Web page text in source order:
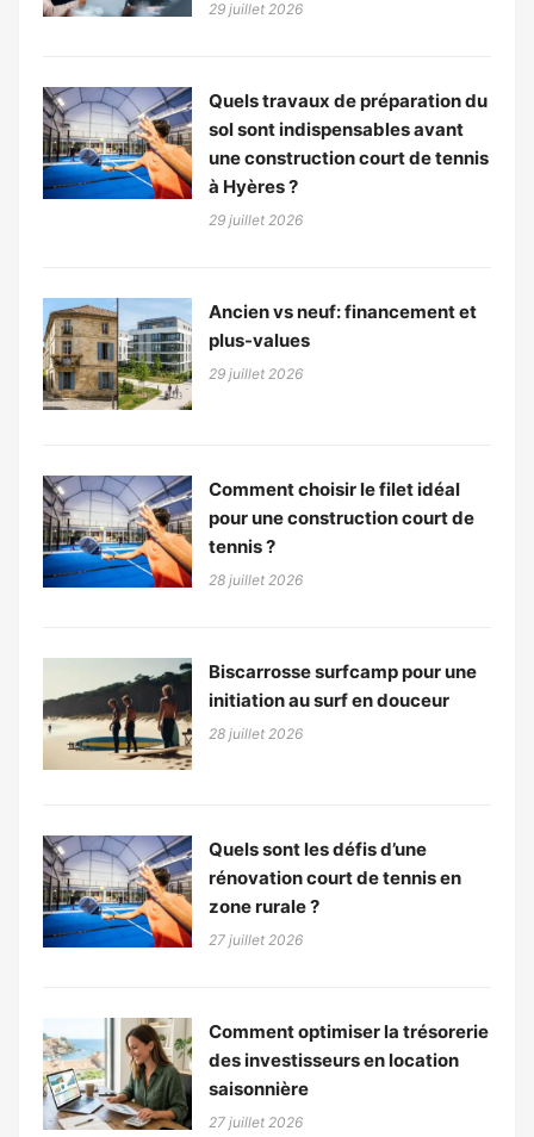
29 juillet 2026
Quels travaux de préparation du
sol sont indispensables avant
une construction court de tennis
à Hyères ?
29 juillet 2026
Ancien vs neuf: financement et
plus-values
29 juillet 2026
Comment choisir le filet idéal
pour une construction court de
tennis ?
28 juillet 2026
Biscarrosse surfcamp pour une
initiation au surf en douceur
28 juillet 2026
Quels sont les défis d’une
rénovation court de tennis en
zone rurale ?
27 juillet 2026
Comment optimiser la trésorerie
des investisseurs en location
saisonnière
27 juillet 2026